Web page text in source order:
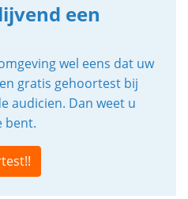
een
wel eens dat uw
gratis gehoortest bij
audicien. Dan weet u
bent.